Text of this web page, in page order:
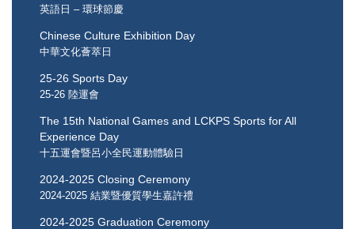
英語日 – 環球節慶
Chinese Culture Exhibition Day
中華文化薈萃日
25-26 Sports Day
25-26 陸運會
The 15th National Games and LCKPS Sports for All
Experience Day
十五運會暨呂小全民運動體驗日
2024-2025 Closing Ceremony
2024-2025 結業暨優質學生嘉許禮
2024-2025 Graduation Ceremony